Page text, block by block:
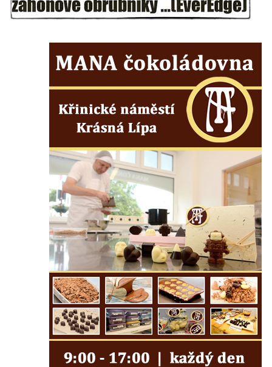
Budějovicích
Pamětní kámen družebních obcí Kamenný
Kamenném Újezdě
Socha na náměstí J. V. Kamarýta ve
Velešíně
Pamětní deska arcibiskupa Micara ve
vstupu do poutního místa Římov
Plastika Koule v Gutenbergově ulici v
Liberci
Pamětní deska Vojtěcha Kocmicha na
domě čp. 37 v ulici Betlém v Římově
Pomník na paměť zrušení roboty v Plavu
Socha vodníka v Plavu
Socha svatého Jana Nepomuckého v
Třebušíně
Pamětní deska Johanna Nepomuka